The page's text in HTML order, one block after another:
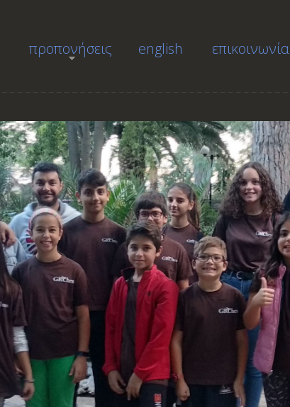
προπονήσεις english επικοινωνία